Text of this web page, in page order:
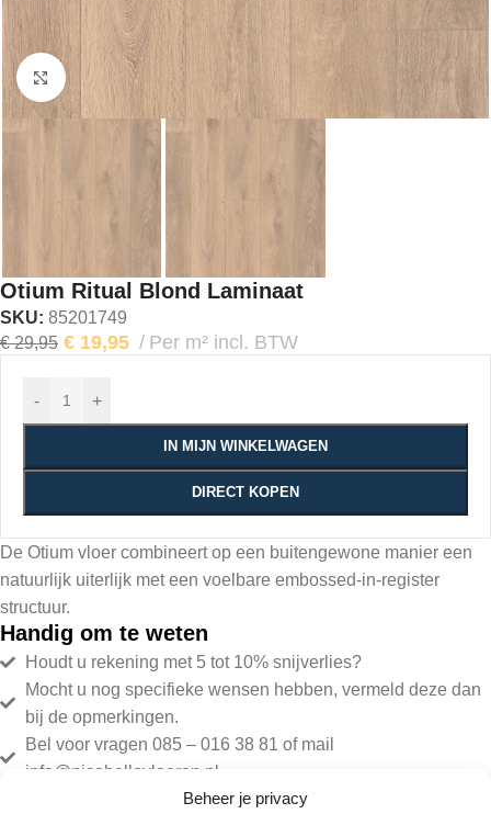
Beheer je privacy
Klik om te vergroten
Otium Ritual Blond Laminaat
SKU: 85201749
€29,95 € 19,95 Per m² incl. BTW
- +
IN MIJN WINKELWAGEN
DIRECT KOPEN
De Otium vloer combineert op een buitengewone manier een
natuurlijk uiterlijk met een voelbare embossed-in-register
structuur.
Handig om te weten
Houdt u rekening met 5 tot 10% snijverlies?
Mocht u nog specifieke wensen hebben, vermeld deze dan
bij de opmerkingen.
Bel voor vragen 085 – 016 38 81 of mail
info@picobellovloeren.nl